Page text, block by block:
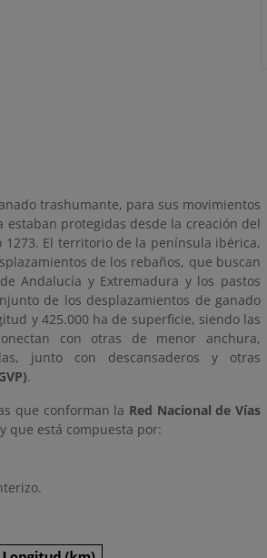
trashumante, para sus movimientos
estaban protegidas desde la creación del
1273. El territorio de la península ibérica,
de los rebaños, que buscan
Andalucía y Extremadura y los pastos
de los desplazamientos de ganado
y 425.000 ha de superficie, siendo las
con otras de menor anchura,
junto con descansaderos y otras
.
que conforman la Red Nacional de Vías
que está compuesta por: